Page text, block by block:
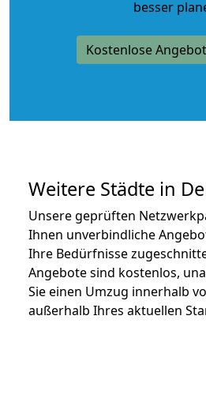
besser
Kostenlose
Weitere Städte in
Unsere geprüften
Ihnen unverbindliche
Ihre Bedürfnisse
Angebote sind kostenlos,
Sie einen Umzug innerhalb
außerhalb Ihres aktuellen